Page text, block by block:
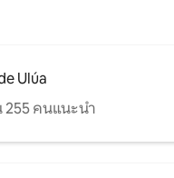
Ulúa
คนแนะนำ